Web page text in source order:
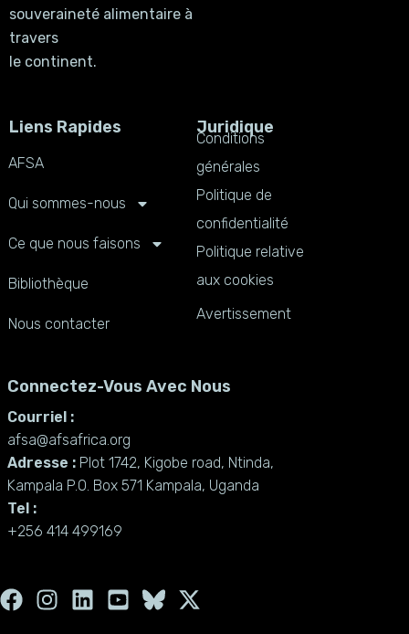
souveraineté alimentaire à
travers
le continent.
Liens Rapides
AFSA
Qui sommes-nous
Ce que nous faisons
Bibliothèque
Nous contacter
Juridique
Conditions
générales
Politique de
confidentialité
Politique relative
aux cookies
Avertissement
Connectez-Vous Avec Nous
Courriel :
afsa@afsafrica.org
Adresse : Plot 1742, Kigobe road, Ntinda,
Kampala P.O. Box 571 Kampala, Uganda
Tel :
+256 414 499169
F
a
I
n
L
i
Y
o
X
-